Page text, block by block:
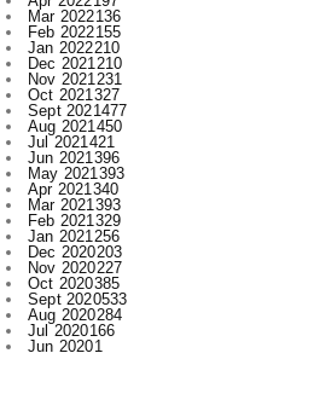
Nov 2021231
Oct 2021327
Sept 2021477
Aug 2021450
Jul 2021421
Jun 2021396
May 2021393
Apr 2021340
Mar 2021393
Feb 2021329
Jan 2021256
Dec 2020203
Nov 2020227
Oct 2020385
Sept 2020533
Aug 2020284
Jul 2020166
Jun 20201